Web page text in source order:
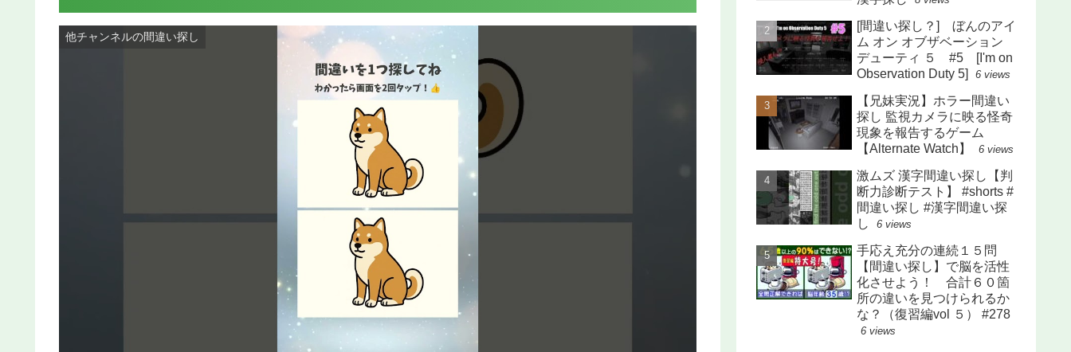
他チャンネルの間違い探し
[間違い探し？] ぼんのアイ
ム オン オブザベーション
デューティ ５ #5 [I'm on
Observation Duty 5]
6 views
【兄妹実況】ホラー間違い
探し 監視カメラに映る怪奇
現象を報告するゲーム
【Alternate Watch】
6 views
激ムズ 漢字間違い探し【判
断力診断テスト】 #shorts #
間違い探し #漢字間違い探
し
6 views
手応え充分の連続１５問
【間違い探し】で脳を活性
化させよう！ 合計６０箇
所の違いを見つけられるか
な？（復習編vol ５） #278
6 views